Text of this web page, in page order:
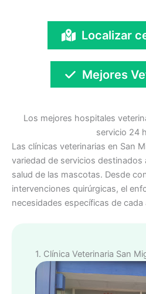
Localizar
Mejores
Los mejores hospitales
servicio 24
Las clínicas veterinarias en San
variedad de servicios destinados
salud de las mascotas. Desde
intervenciones quirúrgicas, el
necesidades específicas de cada
1. Clínica Veterinaria San